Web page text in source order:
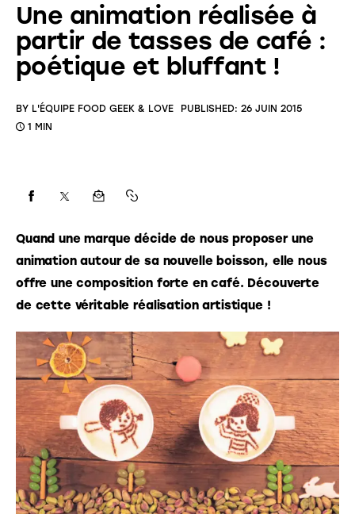
Food’Life
Une animation réalisée à
partir de tasses de café :
poétique et bluffant !
BY L'ÉQUIPE FOOD GEEK & LOVE PUBLISHED: 26 JUIN 2015
1 MIN
Quand une marque décide de nous proposer une
animation autour de sa nouvelle boisson, elle nous
offre une composition forte en café. Découverte
de cette véritable réalisation artistique !